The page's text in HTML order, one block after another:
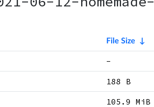
File Size ↓
-
188 B
105.9 MiB